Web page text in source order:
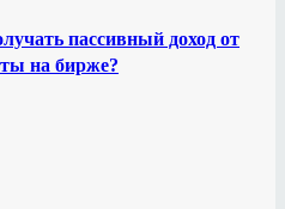
пассивный доход от
на бирже?